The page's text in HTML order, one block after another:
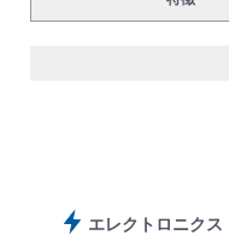
エレクトロニクス